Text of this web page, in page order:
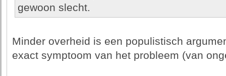
gewoon slecht.
Minder overheid is een populistisch
exact symptoom van het probleem (van